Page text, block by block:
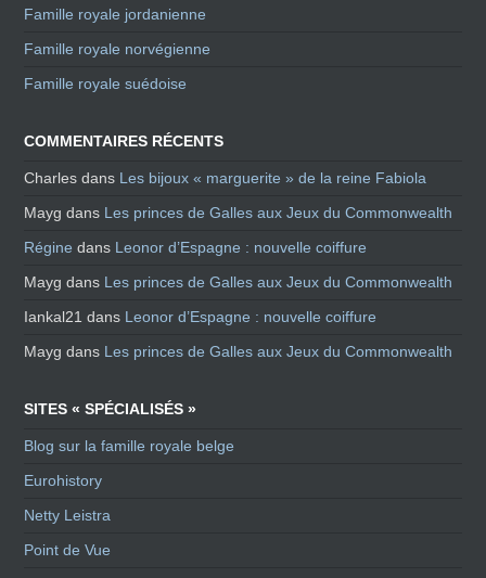
Famille royale jordanienne
Famille royale norvégienne
Famille royale suédoise
COMMENTAIRES RÉCENTS
Charles dans Les bijoux « marguerite » de la reine Fabiola
Mayg dans Les princes de Galles aux Jeux du Commonwealth
Régine dans Leonor d’Espagne : nouvelle coiffure
Mayg dans Les princes de Galles aux Jeux du Commonwealth
Iankal21 dans Leonor d’Espagne : nouvelle coiffure
Mayg dans Les princes de Galles aux Jeux du Commonwealth
SITES « SPÉCIALISÉS »
Blog sur la famille royale belge
Eurohistory
Netty Leistra
Point de Vue